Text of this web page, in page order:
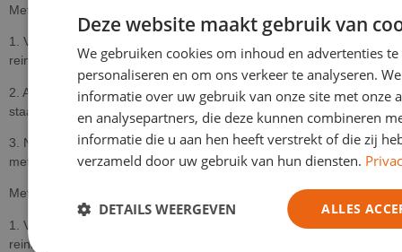
Metalen substraten – Handgereedschap
1. Verwijder alle olie en vet van het oppervlak met een geschikt
reinigingsmiddel zoals MEK.
2. Alle oppervlakken moeten worden gereinigd met een
staalborstel, metaalvijl, grof schuurpapier enz.
3. Na het schuren moet het oppervlak worden ontvet en gereinigd
met MEK of een vergelijkbaar product.
Metalen substraten – Mechanisch gereedschap
1. Verwijder alle olie en vet van het oppervlak met een geschikt
reinigingsmiddel zoals MEK.
Deze website maakt gebruik van
We gebruiken cookies om inhoud en advertenties te
personaliseren en om ons verkeer te analyseren.
informatie over uw gebruik van onze site met onze
en analysepartners, die deze kunnen combineren
informatie die u aan hen heeft verstrekt of die zij
verzameld door uw gebruik van hun diensten.
ALLES
DETAILS WEERGEVEN